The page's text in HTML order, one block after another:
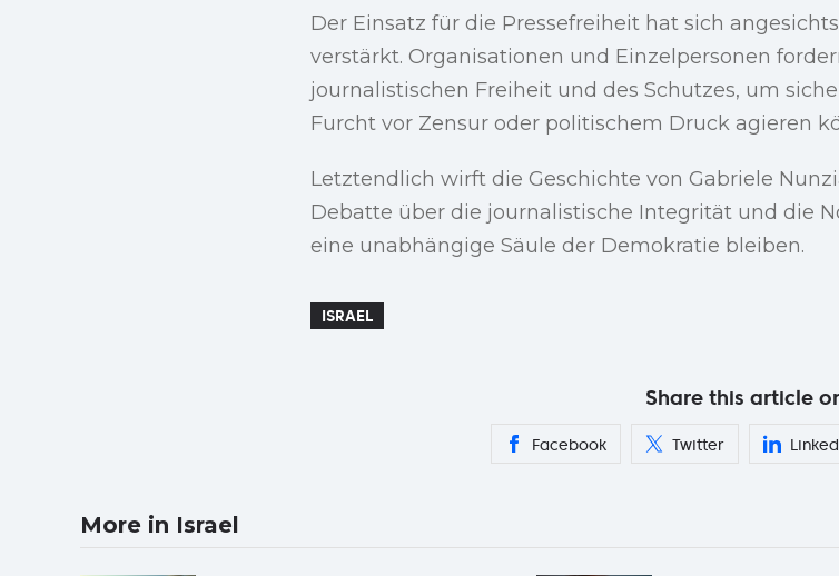
Der Einsatz für die Pressefreiheit hat sich
verstärkt. Organisationen und Einzelpersonen
journalistischen Freiheit und des Schutzes, um
Furcht vor Zensur oder politischem Druck agieren
Letztendlich wirft die Geschichte von Gabriele
Debatte über die journalistische Integrität und die
eine unabhängige Säule der Demokratie bleiben.
ISRAEL
Share this article
Facebook Twitter
More in Israel